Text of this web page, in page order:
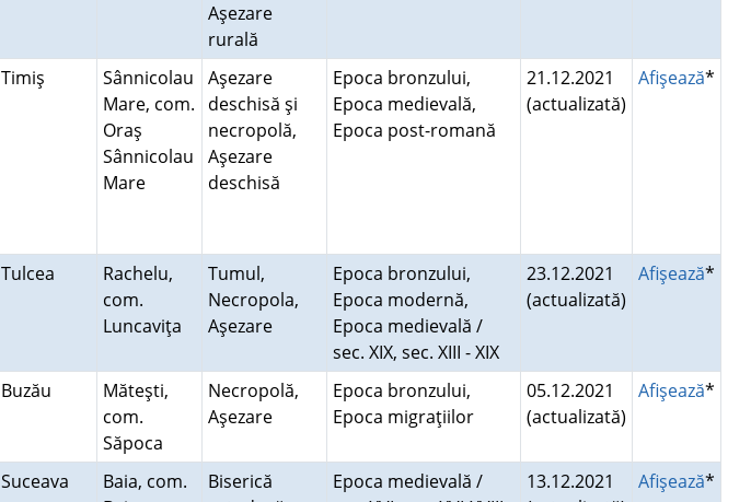
Aşezare
rurală
Timiş
Sânnicolau
Mare, com.
Oraş
Sânnicolau
Mare
Aşezare
deschisă şi
necropolă,
Aşezare
deschisă
Epoca bronzului,
Epoca medievală,
Epoca post-romană
21.12.2021
(actualizată)
Afişează*
Tulcea
Rachelu,
com.
Luncaviţa
Tumul,
Necropola,
Aşezare
Epoca bronzului,
Epoca modernă,
Epoca medievală /
sec. XIX, sec. XIII - XIX
23.12.2021
(actualizată)
Afişează*
Buzău
Măteşti,
com.
Săpoca
Necropolă,
Aşezare
Epoca bronzului,
Epoca migraţiilor
05.12.2021
(actualizată)
Afişează*
Suceava
Baia, com.
Biserică
Epoca medievală /
13.12.2021
Afişează*